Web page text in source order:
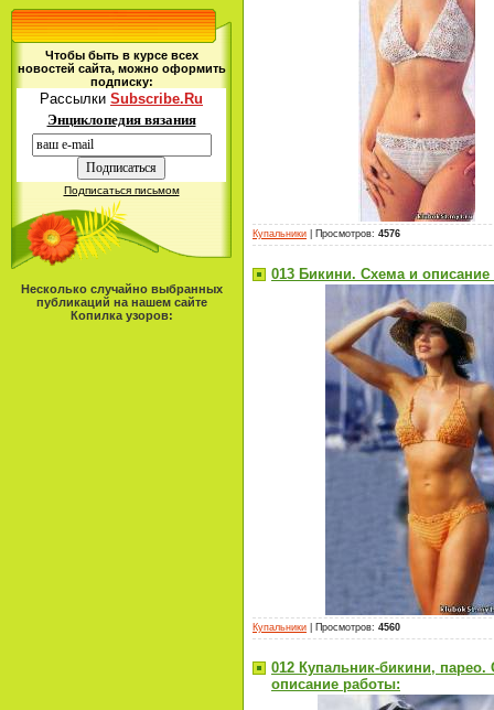
Чтобы быть в курсе всех
новостей сайта, можно оформить
подписку:
Рассылки Subscribe.Ru
Энциклопедия вязания
Подписаться письмом
Несколько случайно выбранных
публикаций на нашем сайте
Копилка узоров:
Купальники Просмотров: 4576
013 Бикини. Схема и
Купальники Просмотров: 4560
012 Купальник-бикини, парео.
описание работы: